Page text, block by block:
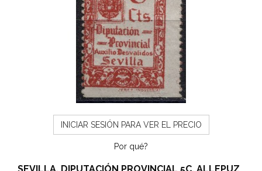
INICIAR SESIÓN PARA VER EL PRECIO
Por qué?